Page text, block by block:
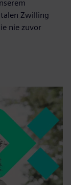
Zwilling
nie zuvor